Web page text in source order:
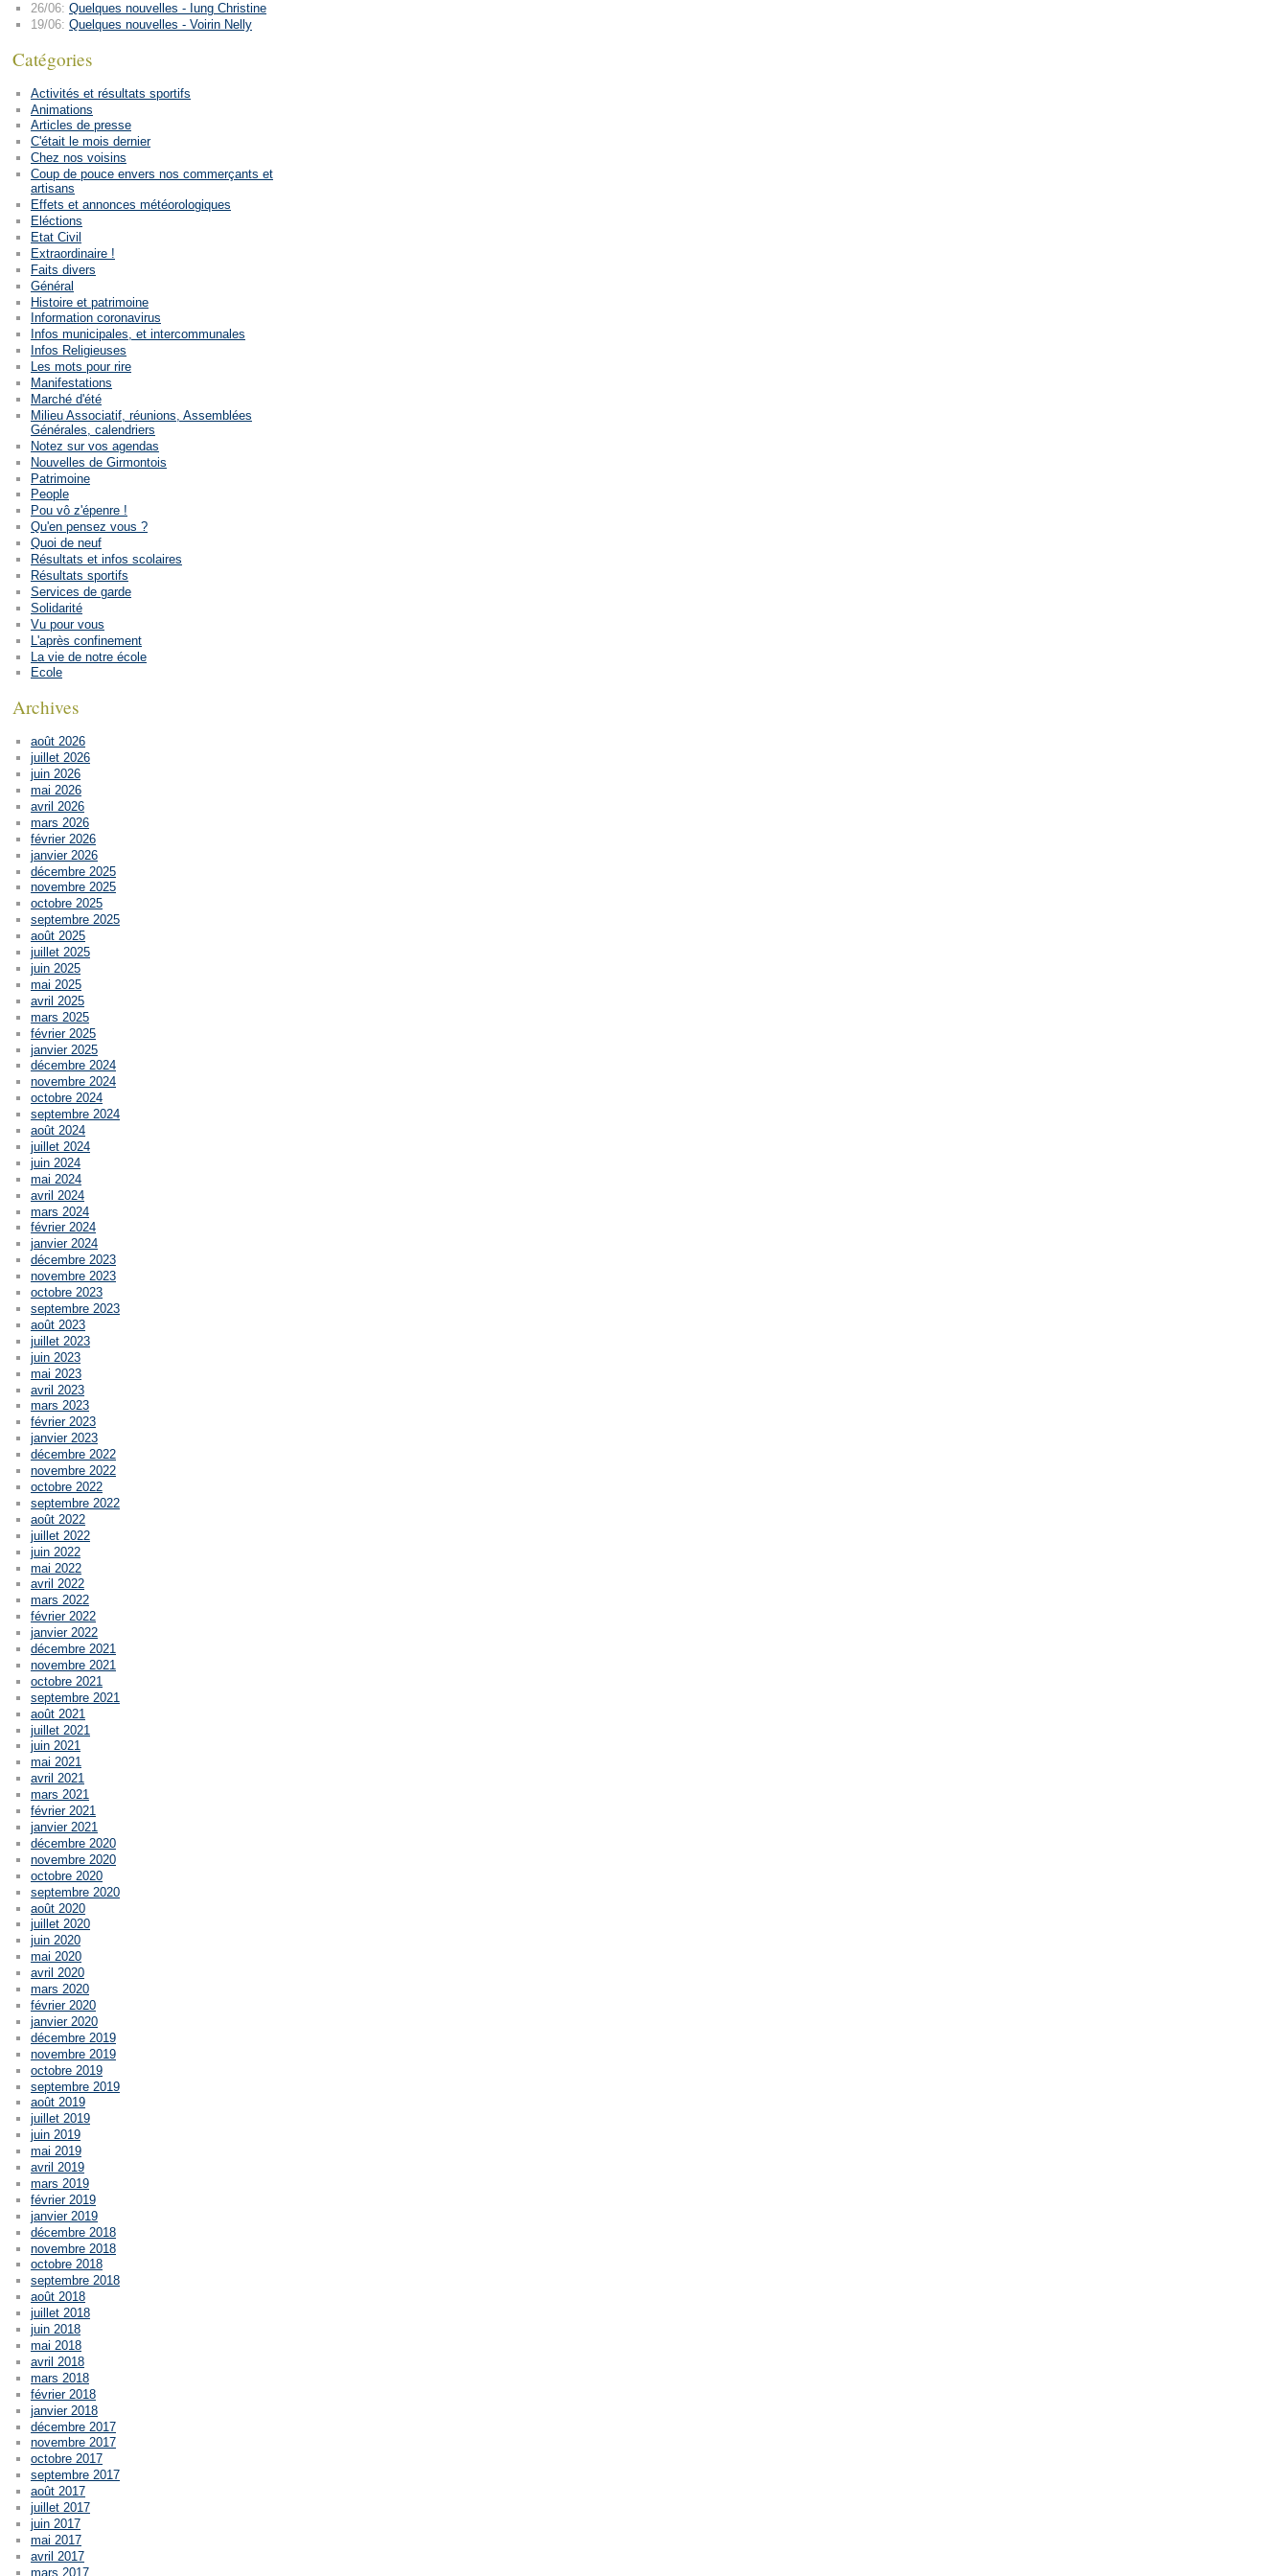
26/06: Quelques nouvelles - Iung Christine
19/06: Quelques nouvelles - Voirin Nelly
Catégories
Activités et résultats sportifs
Animations
Articles de presse
C'était le mois dernier
Chez nos voisins
Coup de pouce envers nos commerçants et
artisans
Effets et annonces météorologiques
Eléctions
Etat Civil
Extraordinaire !
Faits divers
Général
Histoire et patrimoine
Information coronavirus
Infos municipales, et intercommunales
Infos Religieuses
Les mots pour rire
Manifestations
Marché d'été
Milieu Associatif, réunions, Assemblées
Générales, calendriers
Notez sur vos agendas
Nouvelles de Girmontois
Patrimoine
People
Pou vô z'épenre !
Qu'en pensez vous ?
Quoi de neuf
Résultats et infos scolaires
Résultats sportifs
Services de garde
Solidarité
Vu pour vous
L'après confinement
La vie de notre école
Ecole
Archives
août 2026
juillet 2026
juin 2026
mai 2026
avril 2026
mars 2026
février 2026
janvier 2026
décembre 2025
novembre 2025
octobre 2025
septembre 2025
août 2025
juillet 2025
juin 2025
mai 2025
avril 2025
mars 2025
février 2025
janvier 2025
décembre 2024
novembre 2024
octobre 2024
septembre 2024
août 2024
juillet 2024
juin 2024
mai 2024
avril 2024
mars 2024
février 2024
janvier 2024
décembre 2023
novembre 2023
octobre 2023
septembre 2023
août 2023
juillet 2023
juin 2023
mai 2023
avril 2023
mars 2023
février 2023
janvier 2023
décembre 2022
novembre 2022
octobre 2022
septembre 2022
août 2022
juillet 2022
juin 2022
mai 2022
avril 2022
mars 2022
février 2022
janvier 2022
décembre 2021
novembre 2021
octobre 2021
septembre 2021
août 2021
juillet 2021
juin 2021
mai 2021
avril 2021
mars 2021
février 2021
janvier 2021
décembre 2020
novembre 2020
octobre 2020
septembre 2020
août 2020
juillet 2020
juin 2020
mai 2020
avril 2020
mars 2020
février 2020
janvier 2020
décembre 2019
novembre 2019
octobre 2019
septembre 2019
août 2019
juillet 2019
juin 2019
mai 2019
avril 2019
mars 2019
février 2019
janvier 2019
décembre 2018
novembre 2018
octobre 2018
septembre 2018
août 2018
juillet 2018
juin 2018
mai 2018
avril 2018
mars 2018
février 2018
janvier 2018
décembre 2017
novembre 2017
octobre 2017
septembre 2017
août 2017
juillet 2017
juin 2017
mai 2017
avril 2017
mars 2017